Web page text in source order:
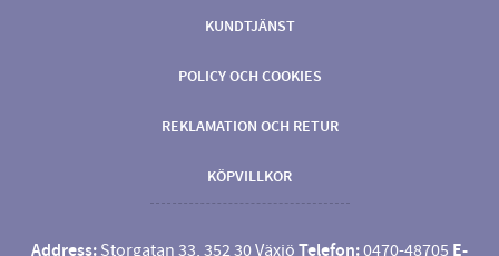
KUNDTJÄNST
POLICY OCH COOKIES
REKLAMATION OCH RETUR
KÖPVILLKOR
Address: Storgatan 33, 352 30 Växjö Telefon:0470-48705 E-